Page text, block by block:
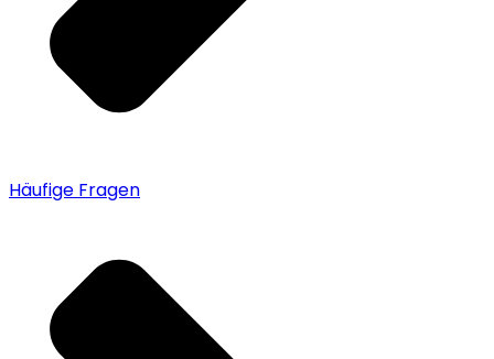
Häufige Fragen